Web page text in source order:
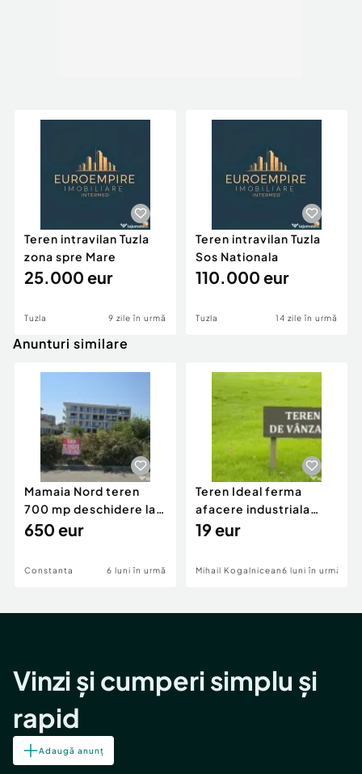
Teren intravilan Tuzla
zona spre Mare
25.000 eur
Tuzla 9 zile în urmă
Teren intravilan Tuzla
Sos Nationala
110.000 eur
Tuzla 14 zile în urmă
Anunturi similare
Mamaia Nord teren
700 mp deschidere la
D24 si D25
650 eur
Constanta 6 luni în urmă
Teren Ideal ferma
afacere industriala
deschidere 71 ml la
19 eur
Mihail Kogalniceanu6 luni în urmă
Vinzi și cumperi simplu și
rapid
Adaugă anunț